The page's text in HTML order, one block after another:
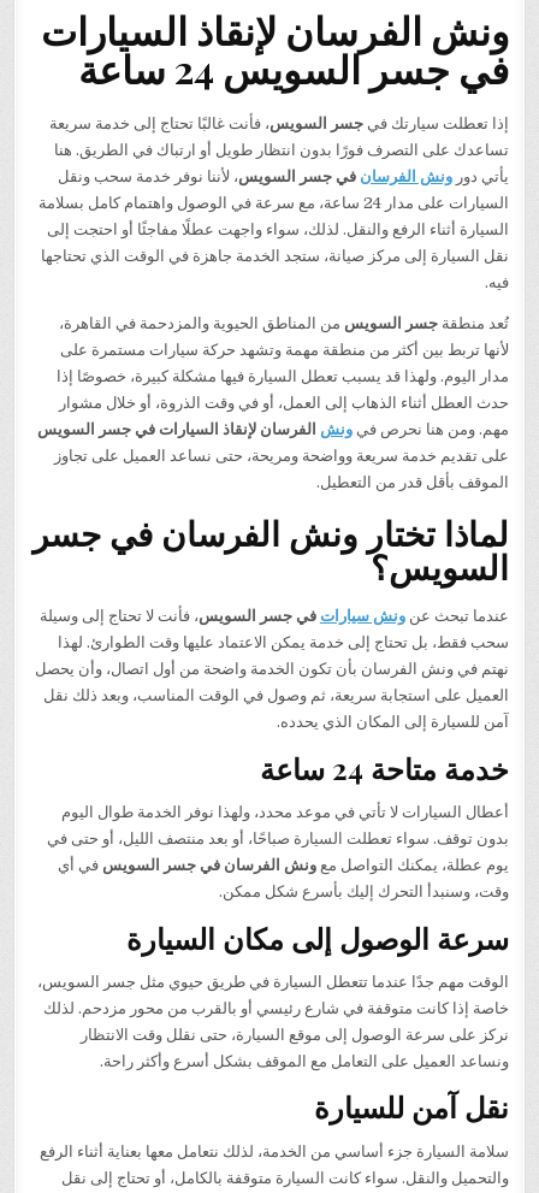
ونش الفرسان لإنقاذ السيارات
في جسر السويس 24 ساعة
إذا تعطلت سيارتك فيجسر السويس، فأنت غالبًا تحتاج إلى خدمة سريعة
تساعدك على التصرف فورًا بدون انتظار طويل أو ارتباك في الطريق. هنا
يأتي دورونش الفرسان في جسر السويس، لأننا نوفر خدمة سحب ونقل
السيارات على مدار 24 ساعة، مع سرعة في الوصول واهتمام كامل بسلامة
السيارة أثناء الرفع والنقل. لذلك، سواء واجهت عطلًا مفاجئًا أو احتجت إلى
نقل السيارة إلى مركز صيانة، ستجد الخدمة جاهزة في الوقت الذي تحتاجها
فيه.
تُعد منطقةجسر السويس من المناطق الحيوية والمزدحمة في القاهرة،
لأنها تربط بين أكثر من منطقة مهمة وتشهد حركة سيارات مستمرة على
مدار اليوم. ولهذا قد يسبب تعطل السيارة فيها مشكلة كبيرة، خصوصًا إذا
حدث العطل أثناء الذهاب إلى العمل، أو في وقت الذروة، أو خلال مشوار
مهم. ومن هنا نحرص فيونش الفرسان لإنقاذ السيارات في جسر السويس
على تقديم خدمة سريعة وواضحة ومريحة، حتى نساعد العميل على تجاوز
الموقف بأقل قدر من التعطيل.
لماذا تختار ونش الفرسان في جسر
السويس؟
عندما تبحث عنونش سيارات في جسر السويس، فأنت لا تحتاج إلى وسيلة
سحب فقط، بل تحتاج إلى خدمة يمكن الاعتماد عليها وقت الطوارئ. لهذا
نهتم في ونش الفرسان بأن تكون الخدمة واضحة من أول اتصال، وأن يحصل
العميل على استجابة سريعة، ثم وصول في الوقت المناسب، وبعد ذلك نقل
آمن للسيارة إلى المكان الذي يحدده.
خدمة متاحة 24 ساعة
أعطال السيارات لا تأتي في موعد محدد، ولهذا نوفر الخدمة طوال اليوم
بدون توقف. سواء تعطلت السيارة صباحًا، أو بعد منتصف الليل، أو حتى في
يوم عطلة، يمكنك التواصل معونش الفرسان في جسر السويس في أي
وقت، وسنبدأ التحرك إليك بأسرع شكل ممكن.
سرعة الوصول إلى مكان السيارة
الوقت مهم جدًا عندما تتعطل السيارة في طريق حيوي مثل جسر السويس،
خاصة إذا كانت متوقفة في شارع رئيسي أو بالقرب من محور مزدحم. لذلك
نركز على سرعة الوصول إلى موقع السيارة، حتى نقلل وقت الانتظار
ونساعد العميل على التعامل مع الموقف بشكل أسرع وأكثر راحة.
نقل آمن للسيارة
سلامة السيارة جزء أساسي من الخدمة، لذلك نتعامل معها بعناية أثناء الرفع
والتحميل والنقل. سواء كانت السيارة متوقفة بالكامل، أو تحتاج إلى نقل